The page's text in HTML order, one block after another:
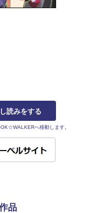
読みをする
へ移動します。
品